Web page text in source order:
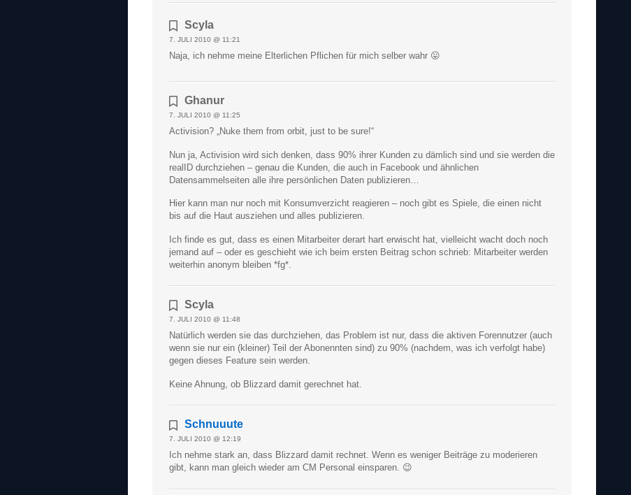
Scyla
7. JULI 2010 @ 11:21
Naja, ich nehme meine Elterlichen Pflichen für mich selber wahr 😛
Ghanur
7. JULI 2010 @ 11:25
Activision? „Nuke them from orbit, just to be sure!“
Nun ja, Activision wird sich denken, dass 90% ihrer Kunden zu dämlich sind und sie werden die
realID durchziehen – genau die Kunden, die auch in Facebook und ähnlichen
Datensammelseiten alle ihre persönlichen Daten publizieren…
Hier kann man nur noch mit Konsumverzicht reagieren – noch gibt es Spiele, die einen nicht
bis auf die Haut ausziehen und alles publizieren.
Ich finde es gut, dass es einen Mitarbeiter derart hart erwischt hat, vielleicht wacht doch noch
jemand auf – oder es geschieht wie ich beim ersten Beitrag schon schrieb: Mitarbeiter werden
weiterhin anonym bleiben *fg*.
Scyla
7. JULI 2010 @ 11:48
Natürlich werden sie das durchziehen, das Problem ist nur, dass die aktiven Forennutzer (auch
wenn sie nur ein (kleiner) Teil der Abonennten sind) zu 90% (nachdem, was ich verfolgt habe)
gegen dieses Feature sein werden.
Keine Ahnung, ob Blizzard damit gerechnet hat.
Schnuuute
7. JULI 2010 @ 12:19
Ich nehme stark an, dass Blizzard damit rechnet. Wenn es weniger Beiträge zu moderieren
gibt, kann man gleich wieder am CM Personal einsparen. 😉